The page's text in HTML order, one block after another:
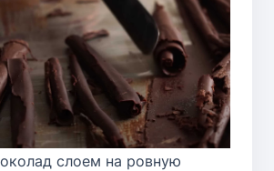
слоем на ровную